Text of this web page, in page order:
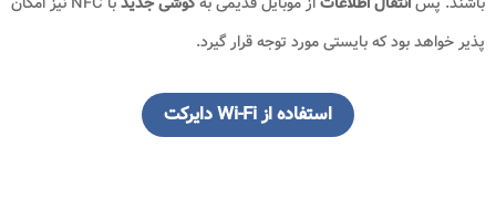
پذیر خواهد بود که بایستی مورد توجه قرار گیرد.
استفاده از Wi-Fi دایرکت